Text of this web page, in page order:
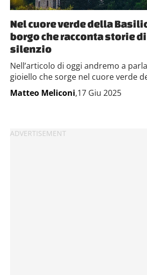
Nel cuore verde della
borgo che racconta storie
silenzio
Nell’articolo di oggi andremo a
gioiello che sorge nel cuore verde
Matteo Meliconi,17 Giu 2025